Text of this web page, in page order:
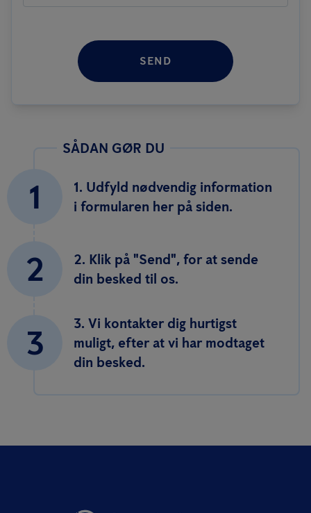
SEND
SÅDAN GØR DU
1
1. Udfyld nødvendig information
i formularen her på siden.
2
2. Klik på "Send", for at sende
din besked til os.
3
3. Vi kontakter dig hurtigst
muligt, efter at vi har modtaget
din besked.